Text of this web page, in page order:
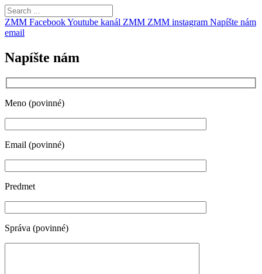
ZMM FacebookYoutube kanál ZMM ZMM instagram Napíšte nám
email
Napíšte nám
Meno (povinné)
Email (povinné)
Predmet
Správa (povinné)